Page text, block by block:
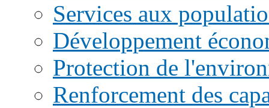
Services aux
Développement
Protection de
Renforcement des